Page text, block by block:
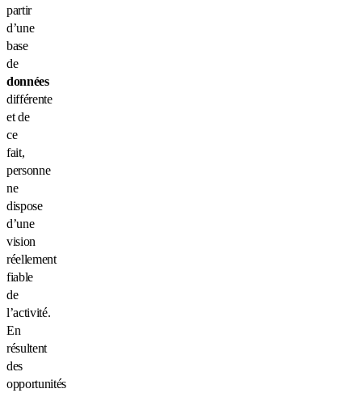
partir
d’une
base
de
données
différente
et de
ce
fait,
personne
ne
dispose
d’une
vision
réellement
fiable
de
l’activité.
En
résultent
des
opportunités